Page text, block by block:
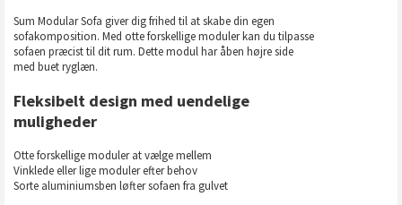
Sum Modular Sofa giver dig frihed til at skabe din egen
sofakomposition. Med otte forskellige moduler kan du tilpasse
sofaen præcist til dit rum. Dette modul har åben højre side
med buet ryglæn.
Fleksibelt design med uendelige
muligheder
Otte forskellige moduler at vælge mellem
Vinklede eller lige moduler efter behov
Sorte aluminiumsben løfter sofaen fra gulvet